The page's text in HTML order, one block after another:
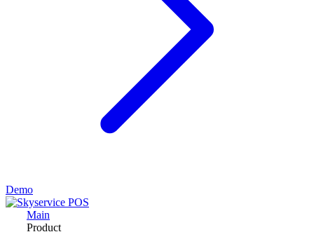
Demo
Main
Product